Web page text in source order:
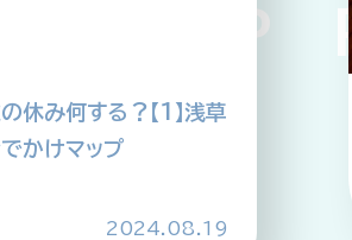
欧は、食べて、旅する】
回 忘れられない、コー
2025.09.16